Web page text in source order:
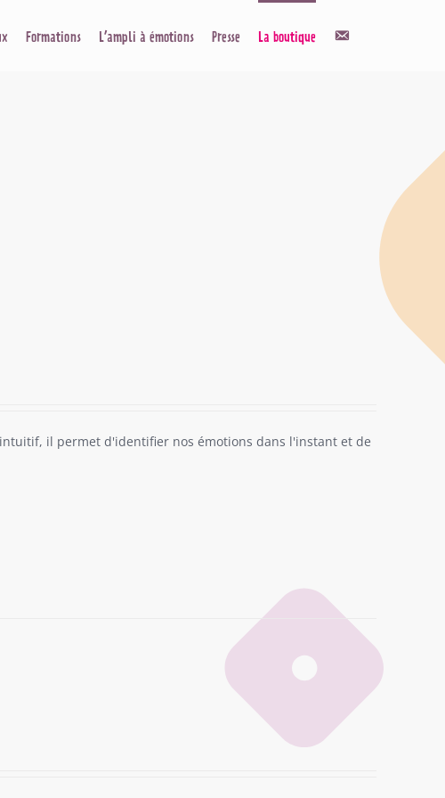
Formations L’ampli à émotions Presse La boutique
il permet d'identifier nos émotions dans l'instant et de